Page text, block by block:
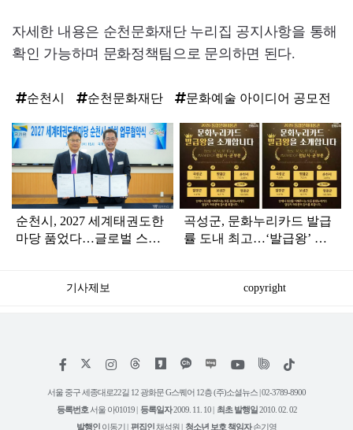
자세한 내용은 순천문화재단 누리집 공지사항을 통해
확인 가능하며 문화정책팀으로 문의하면 된다.
순천시 순천문화재단 문화예술 아이디어 공모전
탑
라
인
순천시, 2027 세계태권도한
마당 품었다…글로벌 스포
곡성군, 문화누리카드 발급
률 도내 최고…‘발급왕’ 시·
기사제보 copyright
페
스
인
타
램
위
트
유
튜
틱
서울 중구 세종대로22길 12 광화문 G스퀘어 12층 (주)소셜뉴스 | 02-3789-8900
등록번호 서울 아01019 | 등록일자2009. 11. 10 | 최초 발행일2010. 02. 02
발행인 이동기 | 편집인채석원 | 청소년 보호 책임자손기영